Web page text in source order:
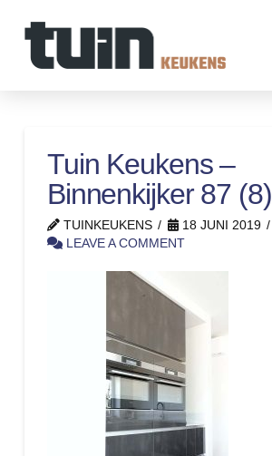
Tuin Keukens –
Binnenkijker 87 (8)
TUINKEUKENS
18 JUNI 2019
LEAVE A COMMENT